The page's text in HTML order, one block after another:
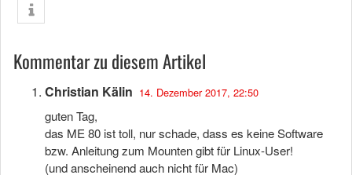
Kommentar zu diesem Artikel
Christian Kälin 14. Dezember 2017, 22:50
guten Tag,
das ME 80 ist toll, nur schade, dass es keine Software
bzw. Anleitung zum Mounten gibt für Linux-User!
(und anscheinend auch nicht für Mac)